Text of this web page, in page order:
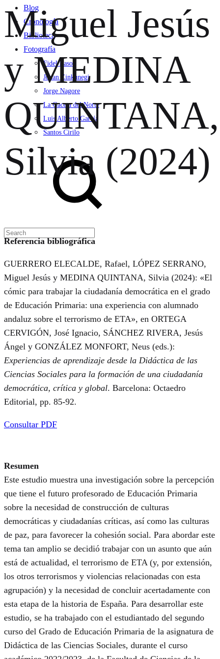
Blog
Cronología
Biblioteca
Fotografía
Fidel Raso
Jonan Zinkunegi
Jorge Nagore
La Gaceta del Norte
Luis Alberto García
Santos Cirilo
Search
Miguel Jesús
y MEDINA
QUINTANA,
Silvia (2024)
Referencia bibliográfica
GUERRERO ELECALDE, Rafael, LÓPEZ SERRANO,
Miguel Jesús y MEDINA QUINTANA, Silvia (2024): «El
cómic para trabajar la ciudadanía democrática en el grado
de Educación Primaria: una experiencia con alumnado
andaluz sobre el terrorismo de ETA», en ORTEGA
CERVIGÓN, José Ignacio, SÁNCHEZ RIVERA, Jesús
Ángel y GONZÁLEZ MONFORT, Neus (eds.):
Experiencias de aprendizaje desde la Didáctica de las
Ciencias Sociales para la formación de una ciudadanía
democrática, crítica y global. Barcelona: Octaedro
Editorial, pp. 85-92.
Consultar PDF
Resumen
Este estudio muestra una investigación sobre la percepción
que tiene el futuro profesorado de Educación Primaria
sobre la necesidad de construcción de culturas
democráticas y ciudadanías críticas, así como las culturas
de paz, para favorecer la cohesión social. Para abordar este
tema tan amplio se decidió trabajar con un asunto que aún
está de actualidad, el terrorismo de ETA (y, por extensión,
los otros terrorismos y violencias relacionadas con esta
agrupación) y la necesidad de concluir acertadamente con
esta etapa de la historia de España. Para desarrollar este
estudio, se ha trabajado con el estudiantado del segundo
curso del Grado de Educación Primaria de la asignatura de
Didáctica de las Ciencias Sociales, durante el curso